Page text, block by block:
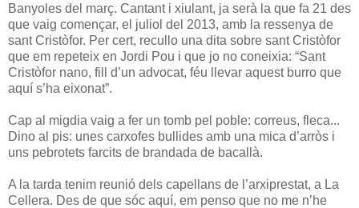
Banyoles del març. Cantant i xiulant, ja serà la que fa 21 des
que vaig començar, el juliol del 2013, amb la ressenya de
sant Cristòfor. Per cert, recullo una dita sobre sant Cristòfor
que em repeteix en Jordi Pou i que jo no coneixia: “Sant
Cristòfor nano, fill d’un advocat, féu llevar aquest burro que
aquí s’ha eixonat”.
Cap al migdia vaig a fer un tomb pel poble: correus, fleca...
Dino al pis: unes carxofes bullides amb una mica d’arròs i
uns pebrotets farcits de brandada de bacallà.
A la tarda tenim reunió dels capellans de l’arxiprestat, a La
Cellera. Des de que sóc aquí, em penso que no me n’he